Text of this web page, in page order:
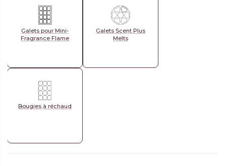
Galets pour Mini-
Fragrance Flame
Galets Scent Plus
Melts
Bougies à réchaud